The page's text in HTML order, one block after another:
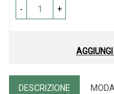
- +
DESCRIZIONE